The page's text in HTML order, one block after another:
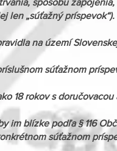
spôsobu
len „súťažný príspevok“).
na území
súťažnom
18 rokov s
im blízke podľa § 116
súťažnom